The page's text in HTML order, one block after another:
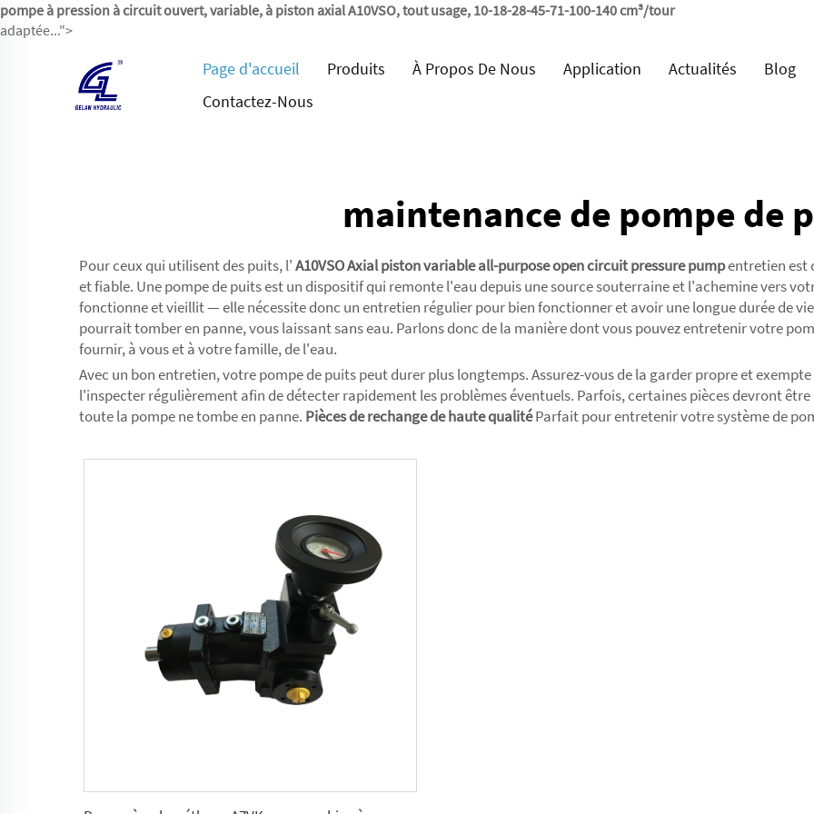
pompe à pression à circuit ouvert, variable, à piston axial A10VSO, tout usage, 10-18-28-45-71-100-140 cm³/tour
adaptée...">
Page d'accueil Produits À Propos De Nous Application Actualités Blog
Contactez-Nous
maintenance de pompe de
Pour ceux qui utilisent des puits, l'A10VSO Axial piston variable all-purpose open circuit pressure pumpentretien est
et fiable. Une pompe de puits est un dispositif qui remonte l'eau depuis une source souterraine et l'achemine vers
fonctionne et vieillit — elle nécessite donc un entretien régulier pour bien fonctionner et avoir une longue durée de
pourrait tomber en panne, vous laissant sans eau. Parlons donc de la manière dont vous pouvez entretenir votre
fournir, à vous et à votre famille, de l'eau.
Avec un bon entretien, votre pompe de puits peut durer plus longtemps. Assurez-vous de la garder propre et
l'inspecter régulièrement afin de détecter rapidement les problèmes éventuels. Parfois, certaines pièces devront
toute la pompe ne tombe en panne. Pièces de rechange de haute qualitéParfait pour entretenir votre système de